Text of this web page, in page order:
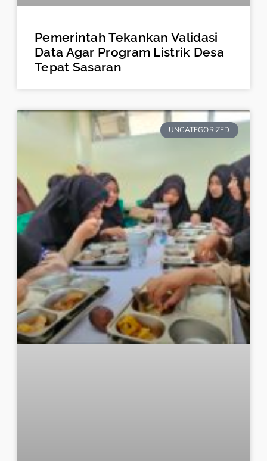
Pemerintah Tekankan Validasi
Data Agar Program Listrik Desa
Tepat Sasaran
UNCATEGORIZED